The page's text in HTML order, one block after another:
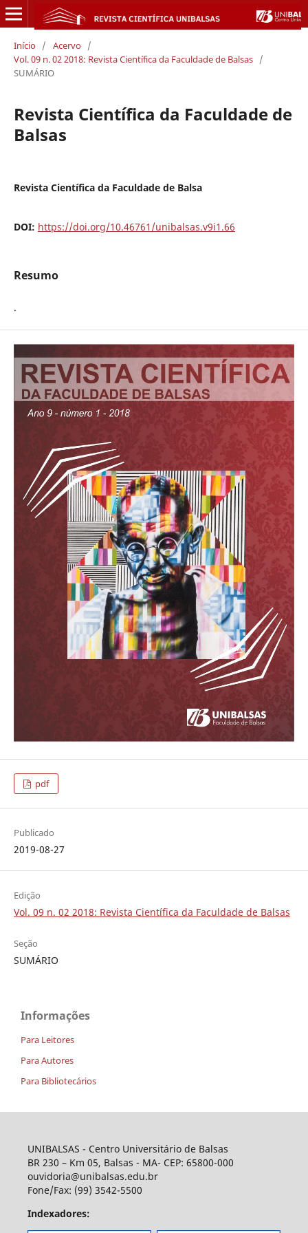
Início / Acervo /
Vol. 09 n. 02 2018: Revista Científica da Faculdade de Balsas /
SUMÁRIO
Revista Científica da Faculdade de
Balsas
Revista Científica da Faculdade de Balsa
DOI: https://doi.org/10.46761/unibalsas.v9i1.66
Resumo
.
pdf
Publicado
2019-08-27
Edição
Vol. 09 n. 02 2018: Revista Científica da Faculdade de Balsas
Seção
SUMÁRIO
Informações
Para Leitores
Para Autores
Para Bibliotecários
UNIBALSAS - Centro Universitário de Balsas
BR 230 – Km 05, Balsas - MA- CEP: 65800-000
ouvidoria@unibalsas.edu.br
Fone/Fax: (99) 3542-5500
Indexadores: